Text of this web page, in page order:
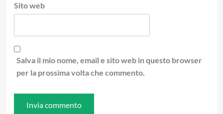
Sito web
Salva il mio nome, email e sito web in questo browser
per la prossima volta che commento.